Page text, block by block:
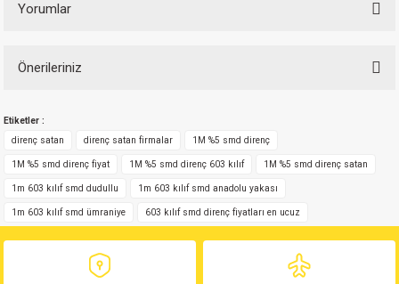
Yorumlar
Önerileriniz
yetersiz gördüğünüz noktaları öneri formunu kullanarak tarafımıza
iletebilirsiniz.
Görüş ve önerileriniz için teşekkür ederiz.
Ürün açıklamasında eksik bilgiler bulunuyor.
Ürün bilgilerinde hatalar bulunuyor.
Ürün fiyatı diğer sitelerden daha pahalı.
Etiketler :
direnç satan
direnç satan firmalar 1M %5 smd direnç
1M %5 smd direnç fiyat 1M %5 smd direnç 603 kılıf 1M %5 smd direnç satan
1m 603 kılıf smd dudullu 1m 603 kılıf smd anadolu yakası
1m 603 kılıf smd ümraniye 603 kılıf smd direnç fiyatları en ucuz